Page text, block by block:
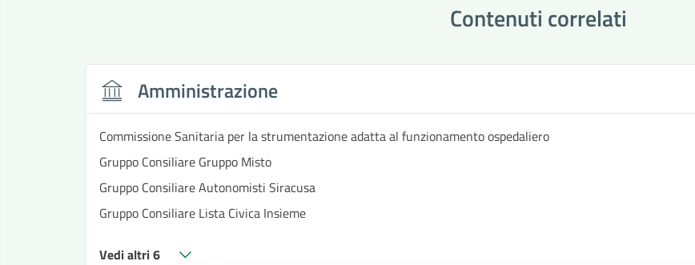
Contenuti correlati
Amministrazione
Commissione Sanitaria per la strumentazione adatta al funzionamento ospedaliero
Gruppo Consiliare Gruppo Misto
Gruppo Consiliare Autonomisti Siracusa
Gruppo Consiliare Lista Civica Insieme
Vedi altri 6